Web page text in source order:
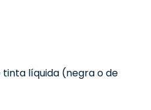
líquida (negra o de